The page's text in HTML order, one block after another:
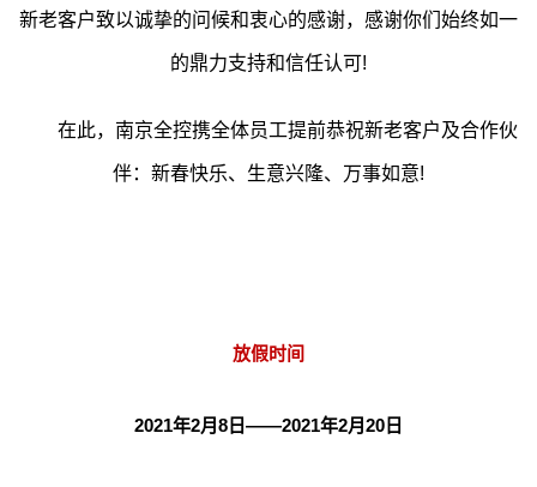
新老客户致以诚挚的问候和衷心的感谢，感谢你们始终如一
的鼎力支持和信任认可!
在此，南京全控携全体员工提前恭祝新老客户及合作伙
伴：新春快乐、生意兴隆、万事如意!
放假时间
2021年2月8日——2021年2月20日